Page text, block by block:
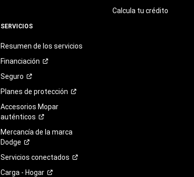
SERVICIOS
Resumen de los servicios
Financiación
Seguro
Planes de protección
Accesorios Mopar
auténticos
Mercancía de la marca
Dodge
Servicios conectados
Carga - Hogar
Calcula tu crédito